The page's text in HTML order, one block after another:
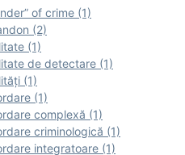
of crime (1)
(2)
(1)
de detectare (1)
(1)
(1)
complexă (1)
criminologică (1)
integratoare (1)